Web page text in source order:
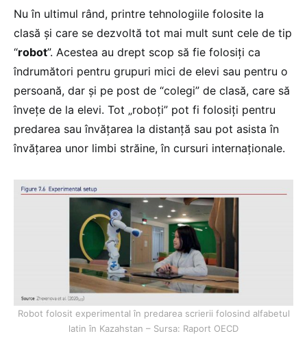
Nu în ultimul rând, printre tehnologiile folosite la
clasă și care se dezvoltă tot mai mult sunt cele de tip
“robot”. Acestea au drept scop să fie folosiți ca
îndrumători pentru grupuri mici de elevi sau pentru o
persoană, dar și pe post de “colegi” de clasă, care să
învețe de la elevi. Tot „roboți” pot fi folosiți pentru
predarea sau învățarea la distanță sau pot asista în
învățarea unor limbi străine, în cursuri internaționale.
Robot folosit experimental în predarea scrierii folosind alfabetul
latin în Kazahstan – Sursa: Raport OECD